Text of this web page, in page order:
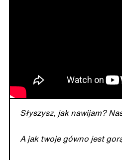
Słyszysz, jak nawijam?
A jak twoje gówno jest